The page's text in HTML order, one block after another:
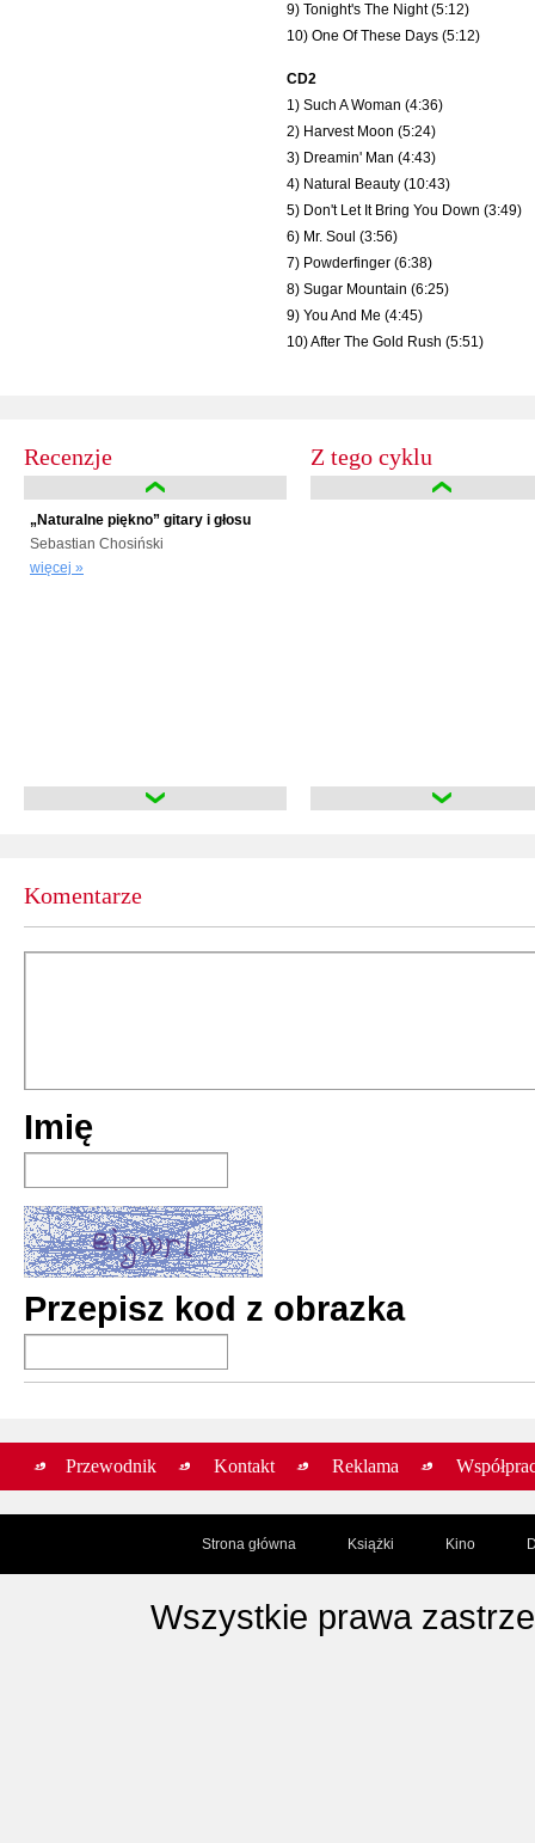
9) Tonight's The Night (5:12)
10) One Of These Days (5:12)
CD2
1) Such A Woman (4:36)
2) Harvest Moon (5:24)
3) Dreamin' Man (4:43)
4) Natural Beauty (10:43)
5) Don't Let It Bring You Down (3:49)
6) Mr. Soul (3:56)
7) Powderfinger (6:38)
8) Sugar Mountain (6:25)
9) You And Me (4:45)
10) After The Gold Rush (5:51)
Recenzje
„Naturalne piękno” gitary i głosu
Sebastian Chosiński
więcej »
Z tego cyklu
Komentarze
Imię
Przepisz kod z obrazka
Przewodnik Kontakt Reklama
Strona główna Książki Kino
Wszystkie prawa